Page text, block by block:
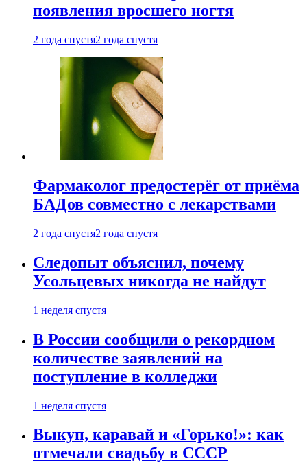
появления вросшего ногтя
2 года спустя2 года спустя
Фармаколог предостерёг от приёма
БАДов совместно с лекарствами
2 года спустя2 года спустя
Следопыт объяснил, почему
Усольцевых никогда не найдут
1 неделя спустя
В России сообщили о рекордном
количестве заявлений на
поступление в колледжи
1 неделя спустя
Выкуп, каравай и «Горько!»: как
отмечали свадьбу в СССР